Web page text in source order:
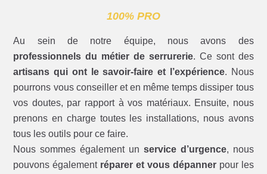
100% PRO
Au sein de notre équipe, nous avons des
professionnels du métier de serrurerie. Ce sont des
artisans qui ont le savoir-faire et l’expérience. Nous
pourrons vous conseiller et en même temps dissiper tous
vos doutes, par rapport à vos matériaux. Ensuite, nous
prenons en charge toutes les installations, nous avons
tous les outils pour ce faire.
Nous sommes également un service d’urgence, nous
pouvons également réparer et vous dépannerpour les